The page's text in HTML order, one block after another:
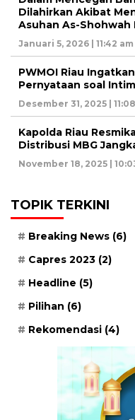
Dilahirkan Akibat
Asuhan As-Shohwah
Januari 5, 2026 | 11:42
PWMOI Riau
Pernyataan soal
Desember 31, 2025 |
Kapolda Riau
Distribusi MBG
November 18, 2025 |
TOPIK TERKINI
Breaking News (6)
Capres 2023 (2)
Headline (5)
Pilihan (6)
Rekomendasi (4)